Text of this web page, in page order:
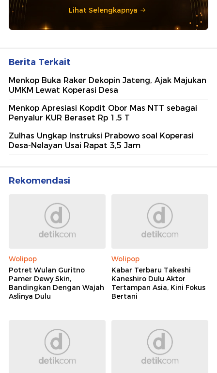
Lihat Selengkapnya
Berita Terkait
Menkop Buka Raker Dekopin Jateng, Ajak Majukan
UMKM Lewat Koperasi Desa
Menkop Apresiasi Kopdit Obor Mas NTT sebagai
Penyalur KUR Beraset Rp 1,5 T
Zulhas Ungkap Instruksi Prabowo soal Koperasi
Desa-Nelayan Usai Rapat 3,5 Jam
Rekomendasi
Wolipop
Potret Wulan Guritno
Pamer Dewy Skin,
Bandingkan Dengan Wajah
Aslinya Dulu
Wolipop
Kabar Terbaru Takeshi
Kaneshiro Dulu Aktor
Tertampan Asia, Kini Fokus
Bertani